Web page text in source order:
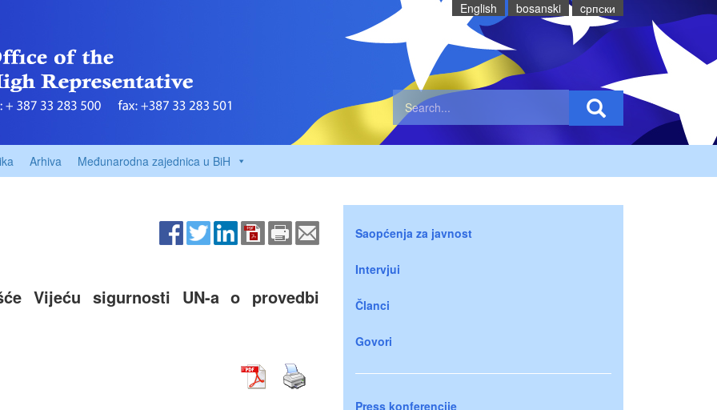
English bosanski cрпски
Arhiva Međunarodna zajednica u BiH
Vijeću sigurnosti UN-a o provedbi
Saopćenja za javnost
Intervjui
Članci
Govori
Press konferencije